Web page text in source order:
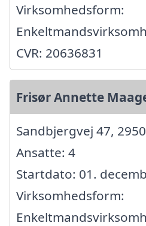
Virksomhedsform:
CVR: 20636831
Frisør Annette
Sandbjergvej 47,
Ansatte: 4
Startdato: 01.
Virksomhedsform: